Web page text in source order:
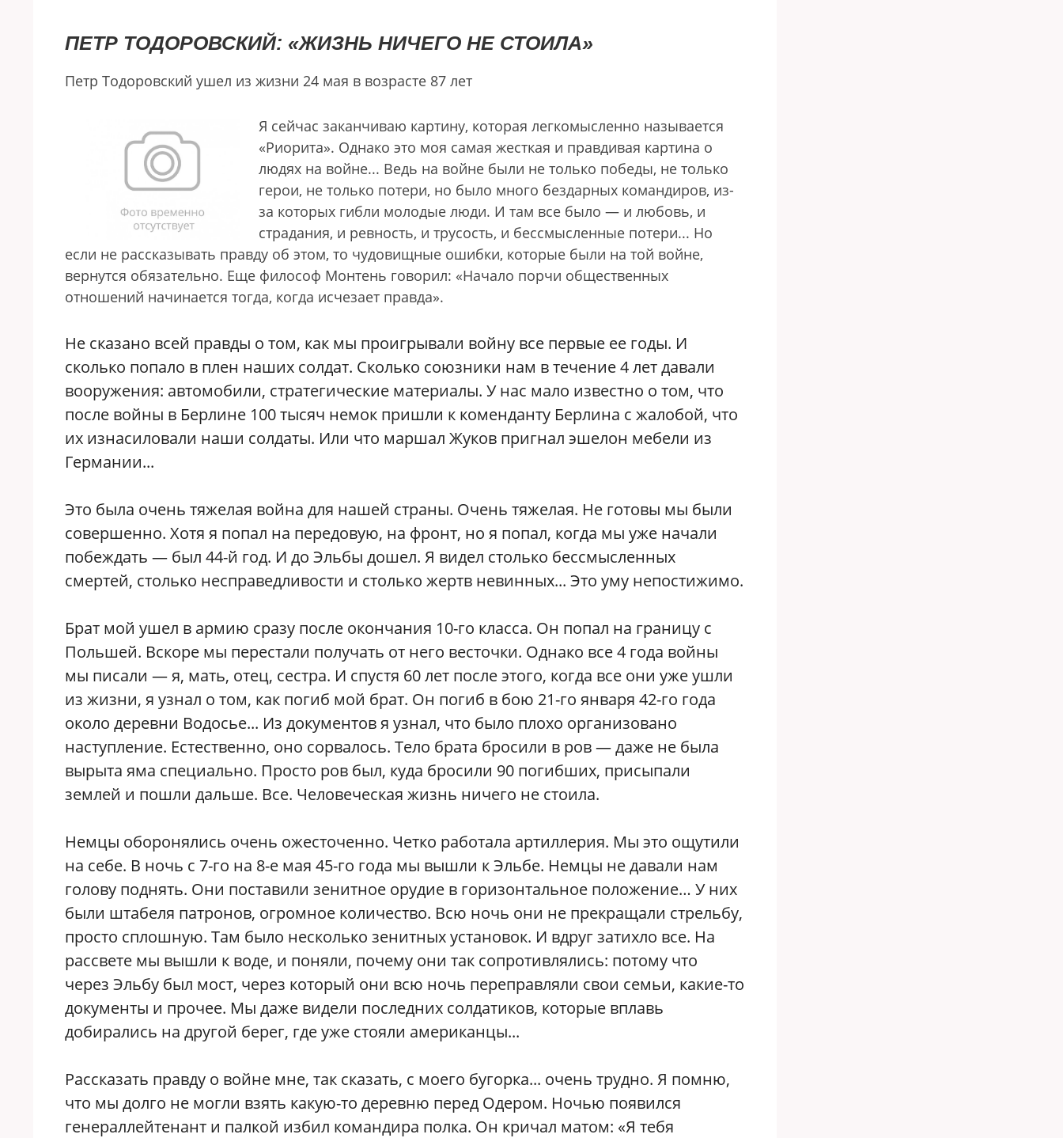
ПЕТР ТОДОРОВСКИЙ: «ЖИЗНЬ НИЧЕГО НЕ СТОИЛА»
Петр Тодоровский ушел из жизни 24 мая в возрасте 87 лет
Я сейчас заканчиваю картину, которая легкомысленно называется
«Риорита». Однако это моя самая жесткая и правдивая картина о
людях на войне... Ведь на войне были не только победы, не только
герои, не только потери, но было много бездарных командиров, из-
за которых гибли молодые люди. И там все было — и любовь, и
страдания, и ревность, и трусость, и бессмысленные потери... Но
если не рассказывать правду об этом, то чудовищные ошибки, которые были на той войне,
вернутся обязательно. Еще философ Монтень говорил: «Начало порчи общественных
отношений начинается тогда, когда исчезает правда».
Не сказано всей правды о том, как мы проигрывали войну все первые ее годы. И
сколько попало в плен наших солдат. Сколько союзники нам в течение 4 лет давали
вооружения: автомобили, стратегические материалы. У нас мало известно о том, что
после войны в Берлине 100 тысяч немок пришли к коменданту Берлина с жалобой, что
их изнасиловали наши солдаты. Или что маршал Жуков пригнал эшелон мебели из
Германии...
Это была очень тяжелая война для нашей страны. Очень тяжелая. Не готовы мы были
совершенно. Хотя я попал на передовую, на фронт, но я попал, когда мы уже начали
побеждать — был 44-й год. И до Эльбы дошел. Я видел столько бессмысленных
смертей, столько несправедливости и столько жертв невинных... Это уму непостижимо.
Брат мой ушел в армию сразу после окончания 10-го класса. Он попал на границу с
Польшей. Вскоре мы перестали получать от него весточки. Однако все 4 года войны
мы писали — я, мать, отец, сестра. И спустя 60 лет после этого, когда все они уже ушли
из жизни, я узнал о том, как погиб мой брат. Он погиб в бою 21-го января 42-го года
около деревни Водосье... Из документов я узнал, что было плохо организовано
наступление. Естественно, оно сорвалось. Тело брата бросили в ров — даже не была
вырыта яма специально. Просто ров был, куда бросили 90 погибших, присыпали
землей и пошли дальше. Все. Человеческая жизнь ничего не стоила.
Немцы оборонялись очень ожесточенно. Четко работала артиллерия. Мы это ощутили
на себе. В ночь с 7-го на 8-е мая 45-го года мы вышли к Эльбе. Немцы не давали нам
голову поднять. Они поставили зенитное орудие в горизонтальное положение… У них
были штабеля патронов, огромное количество. Всю ночь они не прекращали стрельбу,
просто сплошную. Там было несколько зенитных установок. И вдруг затихло все. На
рассвете мы вышли к воде, и поняли, почему они так сопротивлялись: потому что
через Эльбу был мост, через который они всю ночь переправляли свои семьи, какие-то
документы и прочее. Мы даже видели последних солдатиков, которые вплавь
добирались на другой берег, где уже стояли американцы...
Рассказать правду о войне мне, так сказать, с моего бугорка... очень трудно. Я помню,
что мы долго не могли взять какую-то деревню перед Одером. Ночью появился
генераллейтенант и палкой избил командира полка. Он кричал матом: «Я тебя